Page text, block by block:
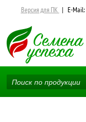
Версия для ПК | E-Mail: